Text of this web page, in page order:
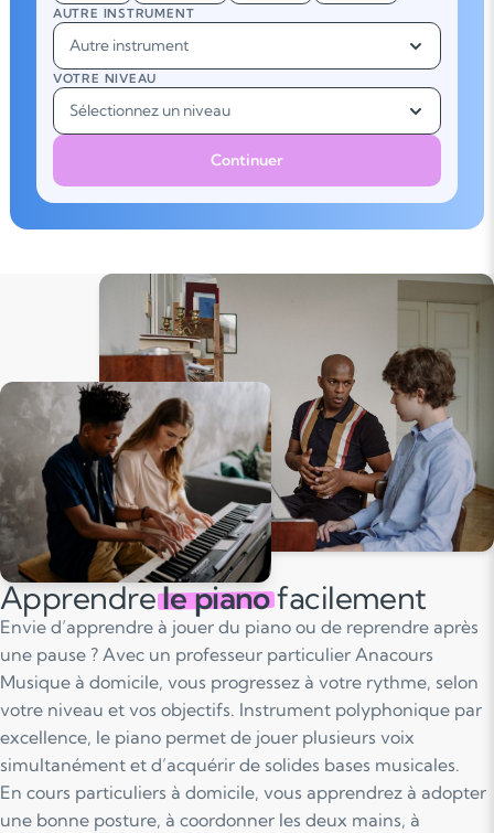
AUTRE INSTRUMENT
Autre instrument
VOTRE NIVEAU
Sélectionnez un niveau
Continuer
Apprendrele pianofacilement
Envie d’apprendre à jouer du piano ou de reprendre après
une pause ? Avec un professeur particulier Anacours
Musique à domicile, vous progressez à votre rythme, selon
votre niveau et vos objectifs. Instrument polyphonique par
excellence, le piano permet de jouer plusieurs voix
simultanément et d’acquérir de solides bases musicales.
En cours particuliers à domicile, vous apprendrez à adopter
une bonne posture, à coordonner les deux mains, à